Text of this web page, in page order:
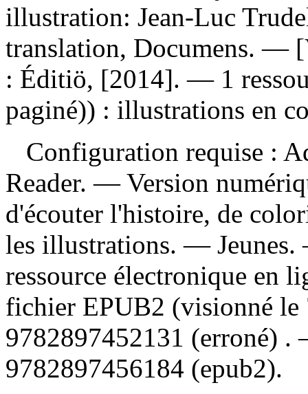
illustration: Jean-Luc
translation, Documens. —
: Éditiö, [2014]. — 1
paginé)) : illustrations en
Configuration requise :
Reader. — Version
d'écouter l'histoire, de
les illustrations. —
ressource électronique en
fichier EPUB2 (visionné
9782897452131 (erroné)
9782897456184 (epub2).